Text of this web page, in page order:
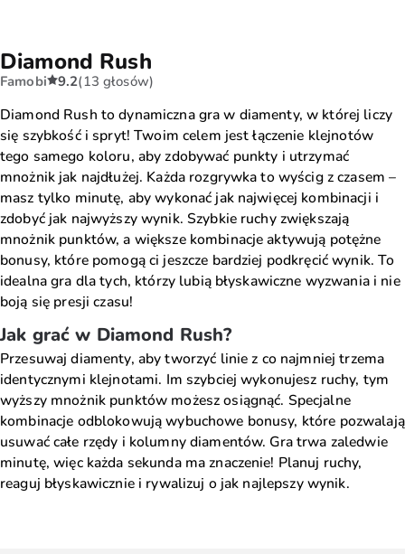
Diamond Rush
Famobi 9.2(13 głosów)
Diamond Rush to dynamiczna gra w diamenty, w której liczy
się szybkość i spryt! Twoim celem jest łączenie klejnotów
tego samego koloru, aby zdobywać punkty i utrzymać
mnożnik jak najdłużej. Każda rozgrywka to wyścig z czasem –
masz tylko minutę, aby wykonać jak najwięcej kombinacji i
zdobyć jak najwyższy wynik. Szybkie ruchy zwiększają
mnożnik punktów, a większe kombinacje aktywują potężne
bonusy, które pomogą ci jeszcze bardziej podkręcić wynik. To
idealna gra dla tych, którzy lubią błyskawiczne wyzwania i nie
boją się presji czasu!
Jak grać w Diamond Rush?
Przesuwaj diamenty, aby tworzyć linie z co najmniej trzema
identycznymi klejnotami. Im szybciej wykonujesz ruchy, tym
wyższy mnożnik punktów możesz osiągnąć. Specjalne
kombinacje odblokowują wybuchowe bonusy, które pozwalają
usuwać całe rzędy i kolumny diamentów. Gra trwa zaledwie
minutę, więc każda sekunda ma znaczenie! Planuj ruchy,
reaguj błyskawicznie i rywalizuj o jak najlepszy wynik.